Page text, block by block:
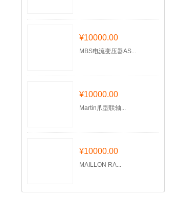
¥10000.00
MBS电流变压器AS...
¥10000.00
Martin爪型联轴...
¥10000.00
MAILLON RA...